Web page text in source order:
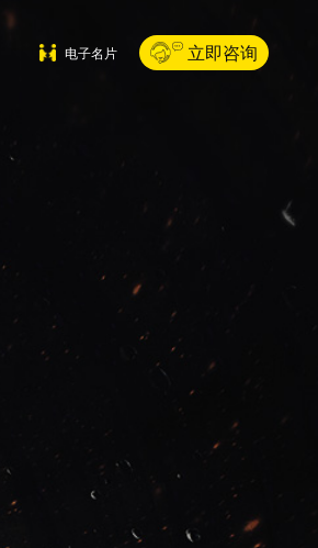
电子名片 立即咨询